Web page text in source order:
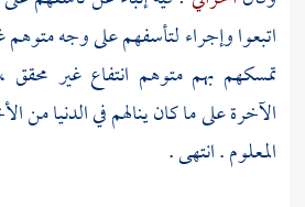
اتبعوا وإجراء لتأسفهم على وجه
تمسكهم بهم متوهم انتفاع غير محقق
الآخرة على ما كان ينالهم في الدنيا من
المعلوم . انتهى .